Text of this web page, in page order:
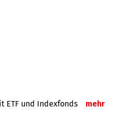
ETF und Indexfonds mehr